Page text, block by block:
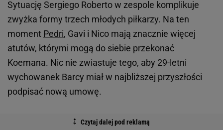
Sytuację Sergiego Roberto w zespole komplikuje
zwyżka formy trzech młodych piłkarzy. Na ten
moment Pedri, Gavi i Nico mają znacznie więcej
atutów, którymi mogą do siebie przekonać
Koemana. Nic nie zwiastuje tego, aby 29-letni
wychowanek Barcy miał w najbliższej przyszłości
podpisać nową umowę.